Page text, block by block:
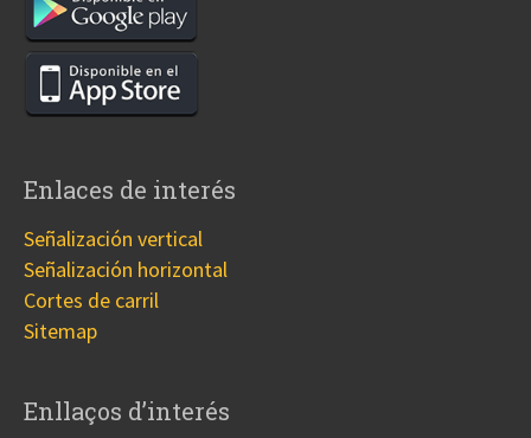
Enlaces de interés
Señalización vertical
Señalización horizontal
Cortes de carril
Sitemap
Enllaços d’interés